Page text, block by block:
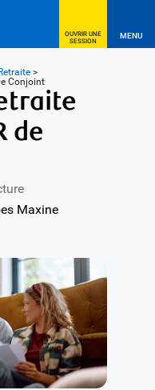
OUVRIR UNE
SESSION
MENU
Retraite>
Conjoint
de
Maxine